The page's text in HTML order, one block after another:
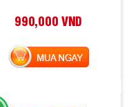
990,000 VND
MUA NGAY